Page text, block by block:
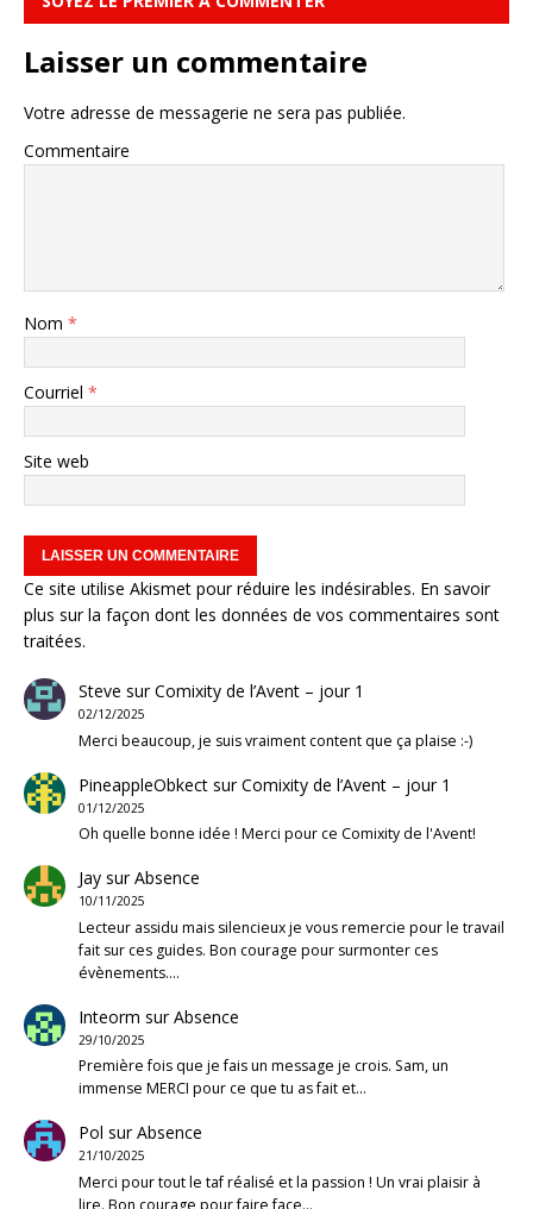
Laisser un commentaire
Votre adresse de messagerie ne sera pas publiée.
Commentaire
Nom *
Courriel *
Site web
Ce site utilise Akismet pour réduire les indésirables. En savoir
plus sur la façon dont les données de vos commentaires sont
traitées.
Steve surComixity de l’Avent – jour 1
02/12/2025
Merci beaucoup, je suis vraiment content que ça plaise :-)
PineappleObkectsurComixity de l’Avent – jour 1
01/12/2025
Oh quelle bonne idée ! Merci pour ce Comixity de l'Avent!
JaysurAbsence
10/11/2025
Lecteur assidu mais silencieux je vous remercie pour le travail
fait sur ces guides. Bon courage pour surmonter ces
évènements.…
Inteorm surAbsence
29/10/2025
Première fois que je fais un message je crois. Sam, un
immense MERCI pour ce que tu as fait et…
Pol surAbsence
21/10/2025
Merci pour tout le taf réalisé et la passion ! Un vrai plaisir à
lire. Bon courage pour faire face…